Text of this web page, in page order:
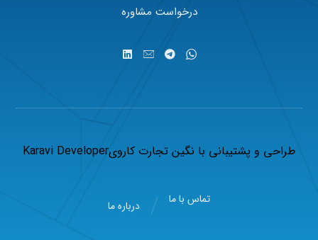
درخواست مشاوره
طراحی و پشتیبانی با نگین تجارت کارویKaravi Developer
تماس با ما درباره ما